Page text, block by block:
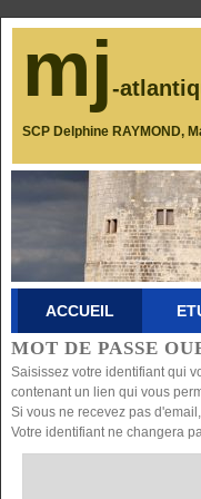
mj-
SCP Delphine RAYMOND,
ACCUEIL
MOT DE PASSE
Saisissez votre identifiant qui
contenant un lien qui vous
Si vous ne recevez pas
Votre identifiant ne changera